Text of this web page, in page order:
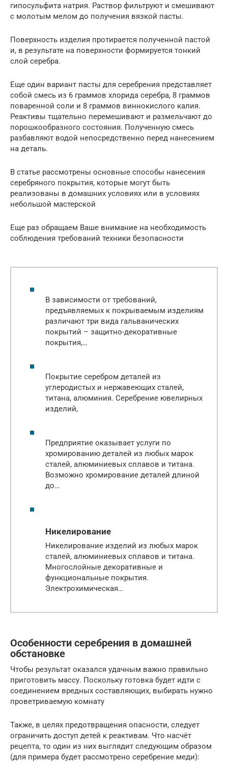
гипосульфита натрия. Раствор фильтруют и смешивают
с молотым мелом до получения вязкой пасты.
Поверхность изделия протирается полученной пастой
и, в результате на поверхности формируется тонкий
слой серебра.
Еще один вариант пасты для серебрения представляет
собой смесь из 6 граммов хлорида серебра, 8 граммов
поваренной соли и 8 граммов виннокислого калия.
Реактивы тщательно перемешивают и размельчают до
порошкообразного состояния. Полученную смесь
разбавляют водой непосредственно перед нанесением
на деталь.
В статье рассмотрены основные способы нанесения
серебряного покрытия, которые могут быть
реализованы в домашних условиях или в условиях
небольшой мастерской
Еще раз обращаем Ваше внимание на необходимость
соблюдения требований техники безопасности
В зависимости от требований,
предъявляемых к покрываемым изделиям
различают три вида гальванических
покрытий – защитно-декоративные
покрытия,…
Покрытие серебром деталей из
углеродистых и нержавеющих сталей,
титана, алюминия. Серебрение ювелирных
изделий,
Предприятие оказывает услуги по
хромированию деталей из любых марок
сталей, алюминиевых сплавов и титана.
Возможно хромирование деталей длиной
до…
Никелирование
Никелирование изделий из любых марок
сталей, алюминиевых сплавов и титана.
Многослойные декоративные и
функциональные покрытия.
Электрохимическая…
Особенности серебрения в домашней
обстановке
Чтобы результат оказался удачным важно правильно
приготовить массу. Поскольку готовка будет идти с
соединением вредных составляющих, выбирать нужно
проветриваемую комнату
Также, в целях предотвращения опасности, следует
ограничить доступ детей к реактивам. Что насчёт
рецепта, то один из них выглядит следующим образом
(для примера будет рассмотрено серебрение меди):